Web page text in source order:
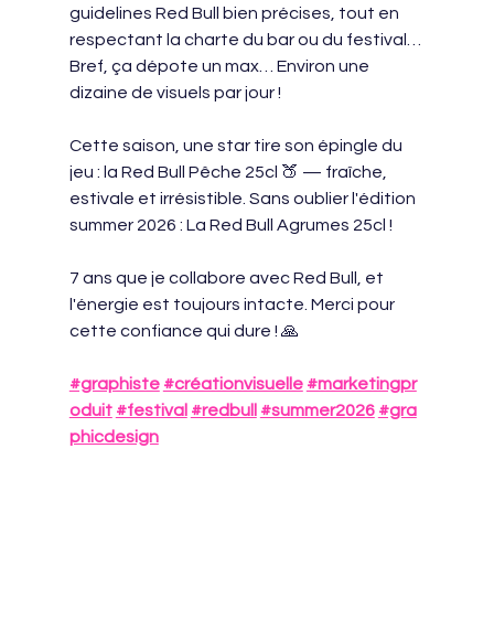
guidelines Red Bull bien précises, tout en
respectant la charte du bar ou du festival…
Bref, ça dépote un max… Environ une
dizaine de visuels par jour !
Cette saison, une star tire son épingle du
jeu : la Red Bull Pêche 25cl 🍑 — fraîche,
estivale et irrésistible. Sans oublier l'édition
summer 2026 : La Red Bull Agrumes 25cl !
7 ans que je collabore avec Red Bull, et
l'énergie est toujours intacte. Merci pour
cette confiance qui dure ! 🙏
#graphiste #créationvisuelle #marketingpr
oduit #festival #redbull #summer2026 #gra
phicdesign